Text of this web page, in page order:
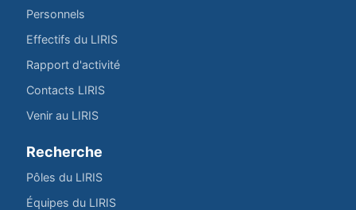
Personnels
Effectifs du LIRIS
Rapport d'activité
Contacts LIRIS
Venir au LIRIS
Recherche
Pôles du LIRIS
Équipes du LIRIS